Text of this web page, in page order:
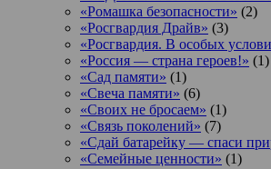
«Ромашка безопасности» (2)
«Росгвардия Драйв» (3)
«Росгвардия. В особых
«Россия — страна героев!» (1)
«Сад памяти» (1)
«Свеча памяти» (6)
«Своих не бросаем» (1)
«Связь поколений» (7)
«Сдай батарейку — спаси
«Семейные ценности» (1)